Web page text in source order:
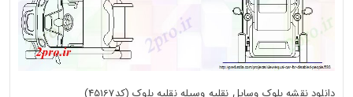
دانلود نقشه بلوک وسایل نقلیه وسیله نقلیه بلوک (کد45167)